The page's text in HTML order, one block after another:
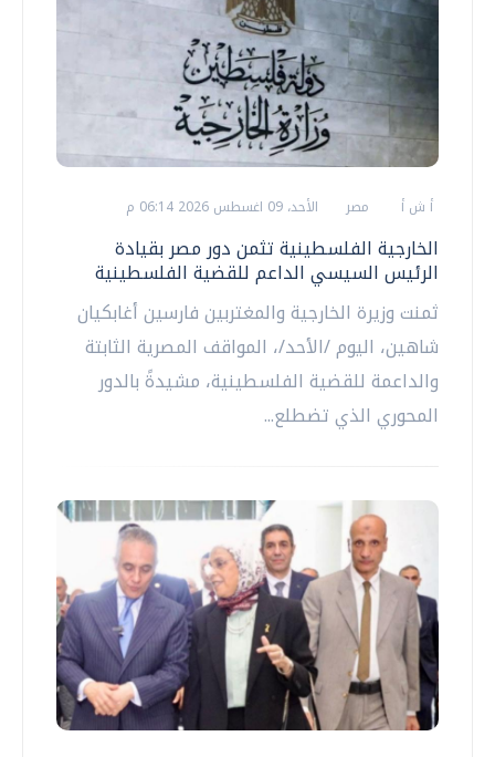
أ ش أ مصر الأحد، 09 اغسطس 2026 06:14 م
الخارجية الفلسطينية تثمن دور مصر بقيادة
الرئيس السيسي الداعم للقضية الفلسطينية
ثمنت وزيرة الخارجية والمغتربين فارسين أغابكيان
شاهين، اليوم /الأحد/، المواقف المصرية الثابتة
والداعمة للقضية الفلسطينية، مشيدةً بالدور
المحوري الذي تضطلع...